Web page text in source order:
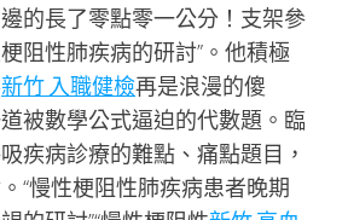
的長了零點零一公分！支架參
阻性肺疾病的研討”。他積極
新竹 入職健檢再是浪漫的傻
被數學公式逼迫的代數題。臨
疾病診療的難點、痛點題目，
“慢性梗阻性肺疾病患者晚期